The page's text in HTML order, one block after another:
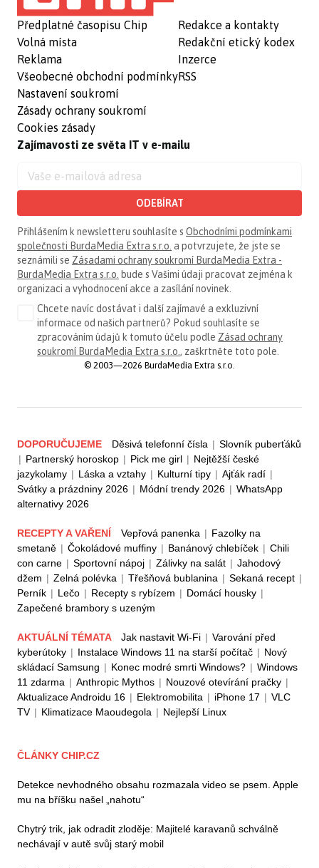
Předplatné časopisu Chip
Volná místa
Reklama
Všeobecné obchodní podmínky
Nastavení soukromí
Zásady ochrany soukromí
Cookies zásady
Redakce a kontakty
Redakční etický kodex
Inzerce
RSS
Zajímavosti ze světa IT v e-mailu
ODEBÍRAT
Přihlášením k newsletteru souhlasíte s Obchodními podmínkami
společnosti BurdaMedia Extra s.r.o. a potvrzujete, že jste se
seznámili se Zásadami ochrany soukromí BurdaMedia Extra -
BurdaMedia Extra s.r.o. bude s Vašimi údaji pracovat zejména k
organizaci a vyhodnocení akce a zasílání novinek.
Chcete navíc dostávat i další zajímavé a exkluzivní
informace od našich partnerů? Pokud souhlasíte se
zpracováním údajů k tomuto účelu podle Zásad ochrany
soukromí BurdaMedia Extra s.r.o., zaškrtněte toto pole.
© 2003—2026 BurdaMedia Extra s.r.o.
DOPORUČUJEME Děsivá telefonní čísla | Slovník puberťáků
| Partnerský horoskop | Pick me girl | Nejtěžší české
jazykolamy | Láska a vztahy | Kulturní tipy | Ajťák radí |
Svátky a prázdniny 2026 | Módní trendy 2026 | WhatsApp
alternativy 2026
RECEPTY A VAŘENÍ Vepřová panenka | Fazolky na
smetaně | Čokoládové muffiny | Banánový chlebíček | Chili
con carne | Sportovní nápoj | Zálivky na salát | Jahodový
džem | Zelná polévka | Třešňová bublanina | Sekaná recept |
Perník | Lečo | Recepty s rybízem | Domácí housky |
Zapečené brambory s uzeným
AKTUÁLNÍ TÉMATA Jak nastavit Wi-Fi | Varování před
kyberútoky | Instalace Windows 11 na starší počítač | Nový
skládací Samsung | Konec modré smrti Windows? | Windows
11 zdarma | Anthropic Mythos | Nouzové otevírání pračky |
Aktualizace Androidu 16 | Elektromobilita | iPhone 17 | VLC
TV | Klimatizace Maoudegola | Nejlepší Linux
ČLÁNKY CHIP.CZ
Detekce nevhodného obsahu rozmazala video se psem. Apple
mu na bříšku našel „nahotu“
Chytrý trik, jak odradit zloděje: Majitelé karavanů schválně
nechávají v autě svůj starý mobil